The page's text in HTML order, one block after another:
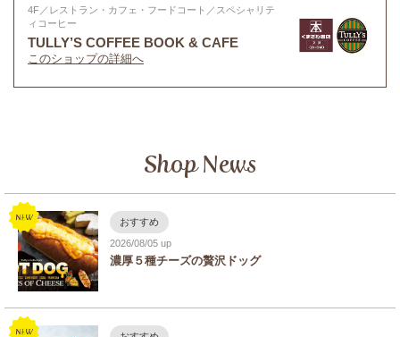
4F／レストラン・カフェ・フードコート／スペシャリテ
ィコーヒー
TULLY’S COFFEE BOOK & CAFE
このショップの詳細へ
Shop News
おすすめ
2026/08/05
濃厚５種チーズの贅沢ドッグ